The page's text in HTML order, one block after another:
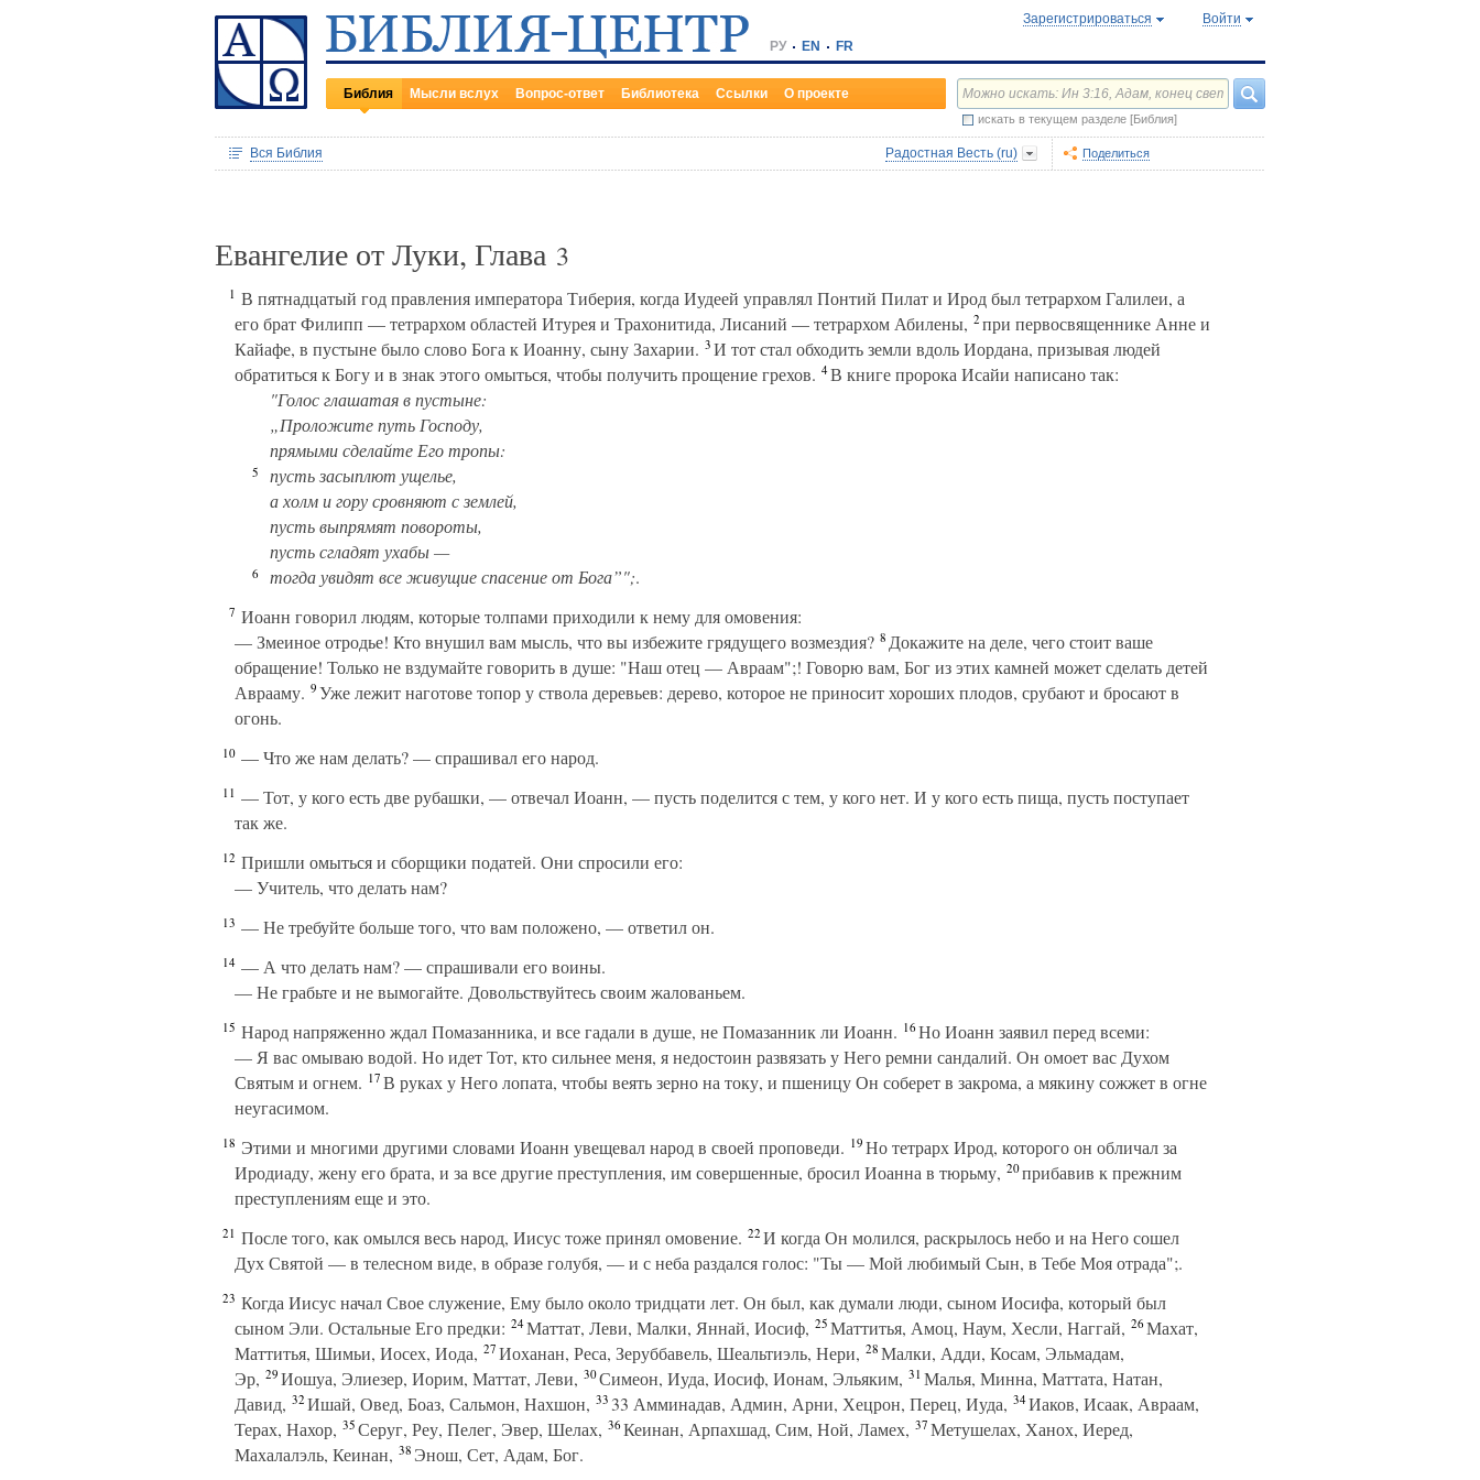
РУ EN FR
Зарегистрироваться Войти
Библия Мысли вслух Вопрос-ответ Библиотека Ссылки О проекте
искать в текущем разделе [Библия]
Вся Библия Радостная Весть (ru) Поделиться
Евангелие от Луки, Глава 3
1 В пятнадцатый год правления императора Тиберия, когда Иудеей управлял Понтий Пилат и Ирод был тетрархом Галилеи, а
его брат Филипп — тетрархом областей Итурея и Трахонитида, Лисаний — тетрархом Абилены, 2при первосвященнике Анне и
Кайафе, в пустыне было слово Бога к Иоанну, сыну Захарии. 3И тот стал обходить земли вдоль Иордана, призывая людей
обратиться к Богу и в знак этого омыться, чтобы получить прощение грехов. 4В книге пророка Исайи написано так:
"Голос глашатая в пустыне:
„Проложите путь Господу,
прямыми сделайте Его тропы:
5
пусть засыплют ущелье,
а холм и гору сровняют с землей,
пусть выпрямят повороты,
пусть сгладят ухабы —
6 тогда увидят все живущие спасение от Бога”";.
7 Иоанн говорил людям, которые толпами приходили к нему для омовения:
— Змеиное отродье! Кто внушил вам мысль, что вы избежите грядущего возмездия? 8Докажите на деле, чего стоит ваше
обращение! Только не вздумайте говорить в душе: "Наш отец — Авраам";! Говорю вам, Бог из этих камней может сделать детей
Аврааму. 9Уже лежит наготове топор у ствола деревьев: дерево, которое не приносит хороших плодов, срубают и бросают в
огонь.
10 — Что же нам делать? — спрашивал его народ.
11 — Тот, у кого есть две рубашки, — отвечал Иоанн, — пусть поделится с тем, у кого нет. И у кого есть пища, пусть поступает
так же.
12 Пришли омыться и сборщики податей. Они спросили его:
— Учитель, что делать нам?
13 — Не требуйте больше того, что вам положено, — ответил он.
14 — А что делать нам? — спрашивали его воины.
— Не грабьте и не вымогайте. Довольствуйтесь своим жалованьем.
15 Народ напряженно ждал Помазанника, и все гадали в душе, не Помазанник ли Иоанн. 16Но Иоанн заявил перед всеми:
— Я вас омываю водой. Но идет Тот, кто сильнее меня, я недостоин развязать у Него ремни сандалий. Он омоет вас Духом
Святым и огнем. 17В руках у Него лопата, чтобы веять зерно на току, и пшеницу Он соберет в закрома, а мякину сожжет в огне
неугасимом.
18 Этими и многими другими словами Иоанн увещевал народ в своей проповеди. 19Но тетрарх Ирод, которого он обличал за
Иродиаду, жену его брата, и за все другие преступления, им совершенные, бросил Иоанна в тюрьму, 20прибавив к прежним
преступлениям еще и это.
21 После того, как омылся весь народ, Иисус тоже принял омовение. 22И когда Он молился, раскрылось небо и на Него сошел
Дух Святой — в телесном виде, в образе голубя, — и с неба раздался голос: "Ты — Мой любимый Сын, в Тебе Моя отрада";.
23 Когда Иисус начал Свое служение, Ему было около тридцати лет. Он был, как думали люди, сыном Иосифа, который был
сыном Эли. Остальные Его предки: 24Маттат, Леви, Малки, Яннай, Иосиф, 25Маттитья, Амоц, Наум, Хесли, Наггай, 26Махат,
Маттитья, Шимьи, Иосех, Иода, 27Иоханан, Реса, Зеруббавель, Шеальтиэль, Нери, 28Малки, Адди, Косам, Эльмадам,
Эр, 29Иошуа, Элиезер, Иорим, Маттат, Леви, 30Симеон, Иуда, Иосиф, Ионам, Эльяким, 31Малья, Минна, Маттата, Натан,
Давид, 32Ишай, Овед, Боаз, Сальмон, Нахшон, 3333 Амминадав, Админ, Арни, Хецрон, Перец, Иуда, 34Иаков, Исаак, Авраам,
Терах, Нахор, 35Серуг, Реу, Пелег, Эвер, Шелах, 36Кеинан, Арпахшад, Сим, Ной, Ламех, 37Метушелах, Ханох, Иеред,
Махалалэль, Кеинан, 38Энош, Сет, Адам, Бог.